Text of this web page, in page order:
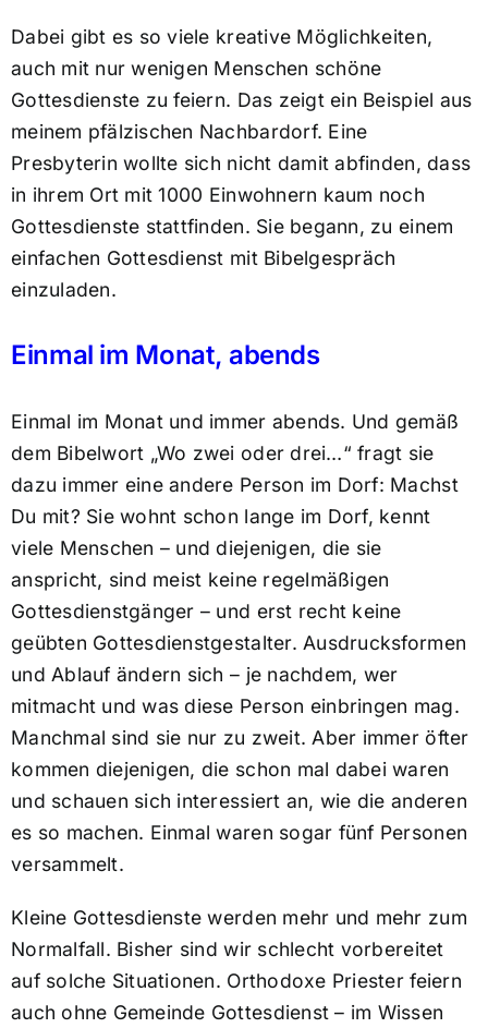
Dabei gibt es so viele kreative Möglichkeiten,
auch mit nur wenigen Menschen schöne
Gottesdienste zu feiern. Das zeigt ein Beispiel aus
meinem pfälzischen Nachbardorf. Eine
Presbyterin wollte sich nicht damit abfinden, dass
in ihrem Ort mit 1000 Einwohnern kaum noch
Gottesdienste stattfinden. Sie begann, zu einem
einfachen Gottesdienst mit Bibelgespräch
einzuladen.
Einmal im Monat, abends
Einmal im Monat und immer abends. Und gemäß
dem Bibelwort „Wo zwei oder drei…“ fragt sie
dazu immer eine andere Person im Dorf: Machst
Du mit? Sie wohnt schon lange im Dorf, kennt
viele Menschen – und diejenigen, die sie
anspricht, sind meist keine regelmäßigen
Gottesdienstgänger – und erst recht keine
geübten Gottesdienstgestalter. Ausdrucksformen
und Ablauf ändern sich – je nachdem, wer
mitmacht und was diese Person einbringen mag.
Manchmal sind sie nur zu zweit. Aber immer öfter
kommen diejenigen, die schon mal dabei waren
und schauen sich interessiert an, wie die anderen
es so machen. Einmal waren sogar fünf Personen
versammelt.
Kleine Gottesdienste werden mehr und mehr zum
Normalfall. Bisher sind wir schlecht vorbereitet
auf solche Situationen. Orthodoxe Priester feiern
auch ohne Gemeinde Gottesdienst – im Wissen